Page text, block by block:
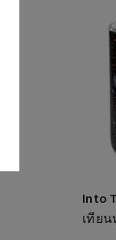
Into
เทียน